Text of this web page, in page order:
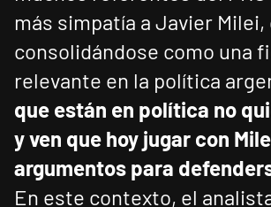
más simpatía a Javier
consolidándose como una
relevante en la política
que están en política no
y ven que hoy jugar con
argumentos para
En este contexto, el